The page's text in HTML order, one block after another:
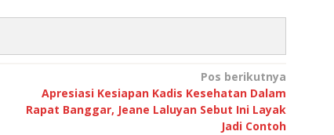
Pos berikutnya
Apresiasi Kesiapan Kadis Kesehatan Dalam
Rapat Banggar, Jeane Laluyan Sebut Ini Layak
Jadi Contoh